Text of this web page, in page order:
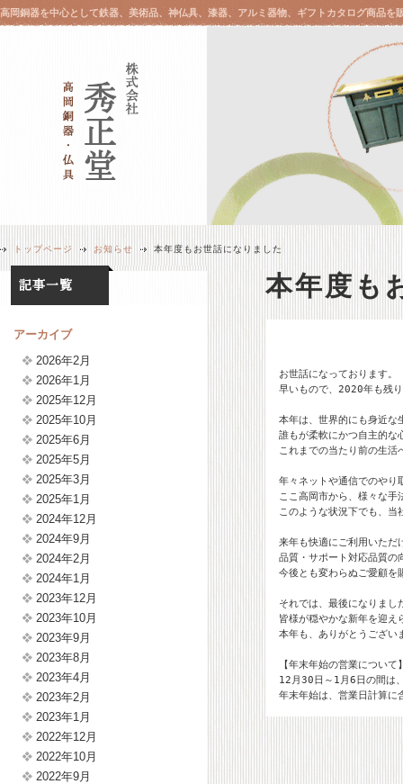
高岡銅器を中心として鉄器、美術品、神仏具、漆器、アルミ器物、ギフトカタログ商品を
トップページ お知らせ 本年度もお世話になりました
本年度も
お世話になっております。
早いもので、2020年も残
本年は、世界的にも身近な
誰もが柔軟にかつ自主的な
年々ネットや通信でのやり
ここ高岡市から、様々な手
このような状況下でも、当
来年も快適にご利用いただ
品質・サポート対応品質の
今後とも変わらぬご愛顧を
それでは、最後になりまし
皆様が穏やかな新年を迎え
本年も、ありがとうござい
【年末年始の営業について
12月30日～1月6日の間は
年末年始は、営業日計算に
アーカイブ
2026年2月
2026年1月
2025年12月
2025年10月
2025年6月
2025年5月
2025年3月
2025年1月
2024年12月
2024年9月
2024年2月
2024年1月
2023年12月
2023年10月
2023年9月
2023年8月
2023年4月
2023年2月
2023年1月
2022年12月
2022年10月
2022年9月